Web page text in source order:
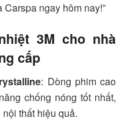
ngay hôm nay!”
3M cho nhà
cấp
: Dòng phim cao
chống nóng tốt nhất,
thất hiệu quả.